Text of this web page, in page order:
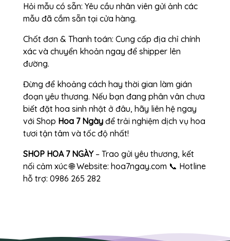
Hỏi mẫu có sẵn: Yêu cầu nhân viên gửi ảnh các
mẫu đã cắm sẵn tại cửa hàng.
Chốt đơn & Thanh toán: Cung cấp địa chỉ chính
xác và chuyển khoản ngay để shipper lên
đường.
Đừng để khoảng cách hay thời gian làm gián
đoạn yêu thương. Nếu bạn đang phân vân chưa
biết đặt hoa sinh nhật ở đâu, hãy liên hệ ngay
với Shop Hoa 7 Ngày để trải nghiệm dịch vụ hoa
tươi tận tâm và tốc độ nhất!
SHOP HOA 7 NGÀY– Trao gửi yêu thương, kết
nối cảm xúc 🌐 Website: hoa7ngay.com 📞 Hotline
hỗ trợ: 0986 265 282